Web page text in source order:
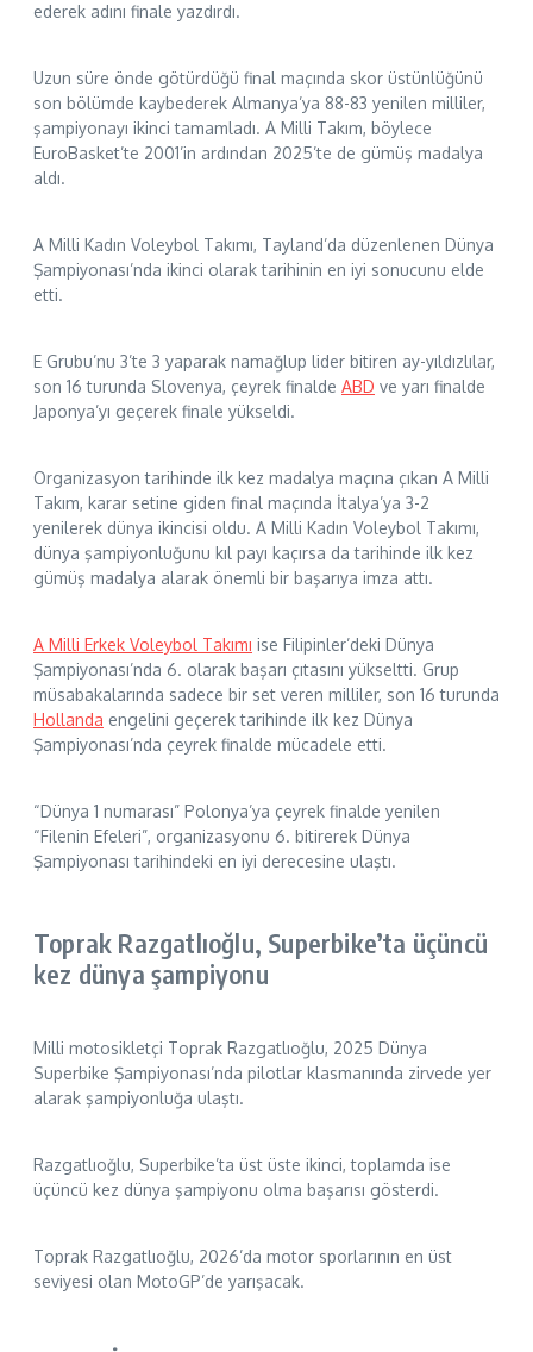
ederek adını finale yazdırdı.
Uzun süre önde götürdüğü final maçında skor üstünlüğünü
son bölümde kaybederek Almanya’ya 88-83 yenilen milliler,
şampiyonayı ikinci tamamladı. A Milli Takım, böylece
EuroBasket’te 2001’in ardından 2025’te de gümüş madalya
aldı.
A Milli Kadın Voleybol Takımı, Tayland’da düzenlenen Dünya
Şampiyonası’nda ikinci olarak tarihinin en iyi sonucunu elde
etti.
E Grubu’nu 3’te 3 yaparak namağlup lider bitiren ay-yıldızlılar,
son 16 turunda Slovenya, çeyrek finalde ABD ve yarı finalde
Japonya’yı geçerek finale yükseldi.
Organizasyon tarihinde ilk kez madalya maçına çıkan A Milli
Takım, karar setine giden final maçında İtalya’ya 3-2
yenilerek dünya ikincisi oldu. A Milli Kadın Voleybol Takımı,
dünya şampiyonluğunu kıl payı kaçırsa da tarihinde ilk kez
gümüş madalya alarak önemli bir başarıya imza attı.
A Milli Erkek Voleybol Takımı ise Filipinler’deki Dünya
Şampiyonası’nda 6. olarak başarı çıtasını yükseltti. Grup
müsabakalarında sadece bir set veren milliler, son 16 turunda
Hollanda engelini geçerek tarihinde ilk kez Dünya
Şampiyonası’nda çeyrek finalde mücadele etti.
“Dünya 1 numarası” Polonya’ya çeyrek finalde yenilen
“Filenin Efeleri”, organizasyonu 6. bitirerek Dünya
Şampiyonası tarihindeki en iyi derecesine ulaştı.
Toprak Razgatlıoğlu, Superbike’ta üçüncü
kez dünya şampiyonu
Milli motosikletçi Toprak Razgatlıoğlu, 2025 Dünya
Superbike Şampiyonası’nda pilotlar klasmanında zirvede yer
alarak şampiyonluğa ulaştı.
Razgatlıoğlu, Superbike’ta üst üste ikinci, toplamda ise
üçüncü kez dünya şampiyonu olma başarısı gösterdi.
Toprak Razgatlıoğlu, 2026’da motor sporlarının en üst
seviyesi olan MotoGP’de yarışacak.